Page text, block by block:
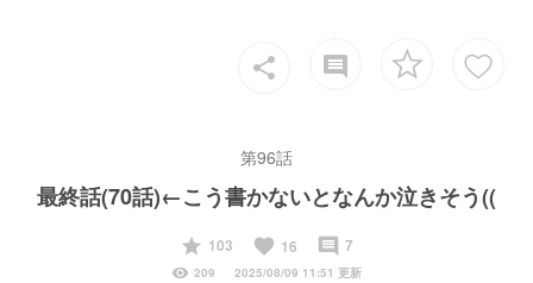
share insert_comment
第96話
最終話(70話)←こう書かないとなんか泣きそう((
start
103 favorite 16 insert_comment 7
visibility 209 2025/08/09 11:51 更新